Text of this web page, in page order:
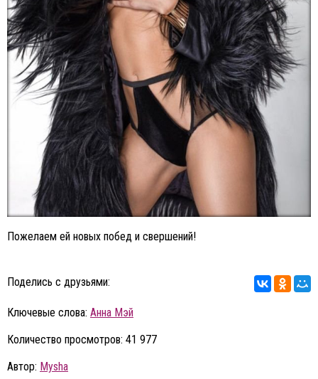
Пожелаем ей новых побед и свершений!
Поделись с друзьями:
Ключевые слова: Анна Мэй
Количество просмотров: 41 977
Автор: Mysha